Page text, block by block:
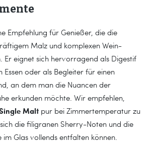
Empfehlung für Genießer, die die
Malz und komplexen Wein-
Er eignet sich hervorragend als Digestif
Essen oder als Begleiter für einen
an dem man die Nuancen der
erkunden möchte. Wir empfehlen,
Maltpur bei Zimmertemperatur zu
die filigranen Sherry-Noten und die
im Glas vollends entfalten können.